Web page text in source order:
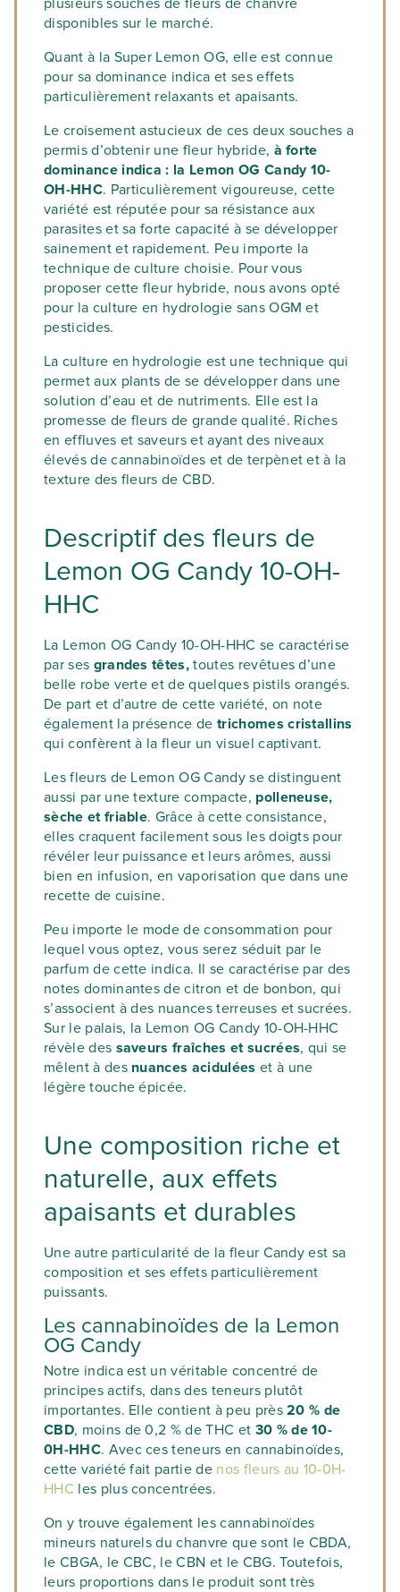
plusieurs souches de fleurs de chanvre
disponibles sur le marché.
Quant à la Super Lemon OG, elle est connue
pour sa dominance indica et ses effets
particulièrement relaxants et apaisants.
Le croisement astucieux de ces deux souches a
permis d’obtenir une fleur hybride, à forte
dominance indica : la Lemon OG Candy 10-
OH-HHC. Particulièrement vigoureuse, cette
variété est réputée pour sa résistance aux
parasites et sa forte capacité à se développer
sainement et rapidement. Peu importe la
technique de culture choisie. Pour vous
proposer cette fleur hybride, nous avons opté
pour la culture en hydrologie sans OGM et
pesticides.
La culture en hydrologie est une technique qui
permet aux plants de se développer dans une
solution d’eau et de nutriments. Elle est la
promesse de fleurs de grande qualité. Riches
en effluves et saveurs et ayant des niveaux
élevés de cannabinoïdes et de terpènet et à la
texture des fleurs de CBD.
Descriptif des fleurs de
Lemon OG Candy 10-OH-
HHC
La Lemon OG Candy 10-OH-HHC se caractérise
par ses grandes têtes,toutes revêtues d’une
belle robe verte et de quelques pistils orangés.
De part et d’autre de cette variété, on note
également la présence detrichomes cristallins
qui confèrent à la fleur un visuel captivant.
Les fleurs de Lemon OG Candy se distinguent
aussi par une texture compacte, polleneuse,
sèche et friable. Grâce à cette consistance,
elles craquent facilement sous les doigts pour
révéler leur puissance et leurs arômes, aussi
bien en infusion, en vaporisation que dans une
recette de cuisine.
Peu importe le mode de consommation pour
lequel vous optez, vous serez séduit par le
parfum de cette indica. Il se caractérise par des
notes dominantes de citron et de bonbon, qui
s’associent à des nuances terreuses et sucrées.
Sur le palais, la Lemon OG Candy 10-OH-HHC
révèle des saveurs fraîches et sucrées, qui se
mêlent à des nuances acidulées et à une
légère touche épicée.
Une composition riche et
naturelle, aux effets
apaisants et durables
Une autre particularité de la fleur Candy est sa
composition et ses effets particulièrement
puissants.
Les cannabinoïdes de la Lemon
OG Candy
Notre indica est un véritable concentré de
principes actifs, dans des teneurs plutôt
importantes. Elle contient à peu près20 % de
CBD, moins de 0,2 % de THC et 30 % de 10-
0H-HHC. Avec ces teneurs en cannabinoïdes,
cette variété fait partie denos fleurs au 10-0H-
HHC les plus concentrées.
On y trouve également les cannabinoïdes
mineurs naturels du chanvre que sont le CBDA,
le CBGA, le CBC, le CBN et le CBG. Toutefois,
leurs proportions dans le produit sont très